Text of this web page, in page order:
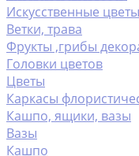
Искусственные цветы
Ветки, трава
Фрукты ,грибы
Головки цветов
Цветы
Каркасы
Кашпо, ящики, вазы
Вазы
Кашпо